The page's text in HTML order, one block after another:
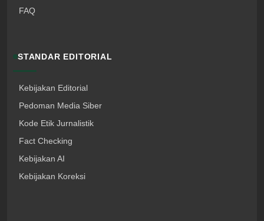
FAQ
STANDAR EDITORIAL
Kebijakan Editorial
Pedoman Media Siber
Kode Etik Jurnalistik
Fact Checking
Kebijakan AI
Kebijakan Koreksi